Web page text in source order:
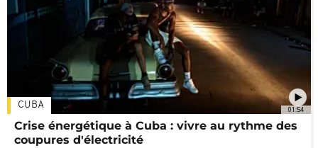
01:54
CUBA
Crise énergétique à Cuba : vivre au rythme des
coupures d'électricité